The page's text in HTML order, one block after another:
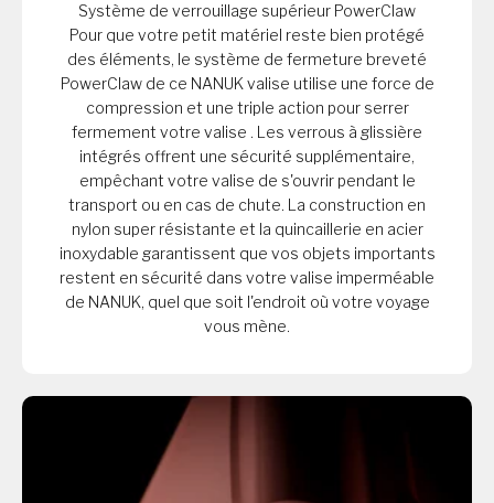
Système de verrouillage supérieur PowerClaw
Pour que votre petit matériel reste bien protégé
des éléments, le système de fermeture breveté
PowerClaw de ce NANUK valise utilise une force de
compression et une triple action pour serrer
fermement votre valise . Les verrous à glissière
intégrés offrent une sécurité supplémentaire,
empêchant votre valise de s'ouvrir pendant le
transport ou en cas de chute. La construction en
nylon super résistante et la quincaillerie en acier
inoxydable garantissent que vos objets importants
restent en sécurité dans votre valise imperméable
de NANUK, quel que soit l'endroit où votre voyage
vous mène.